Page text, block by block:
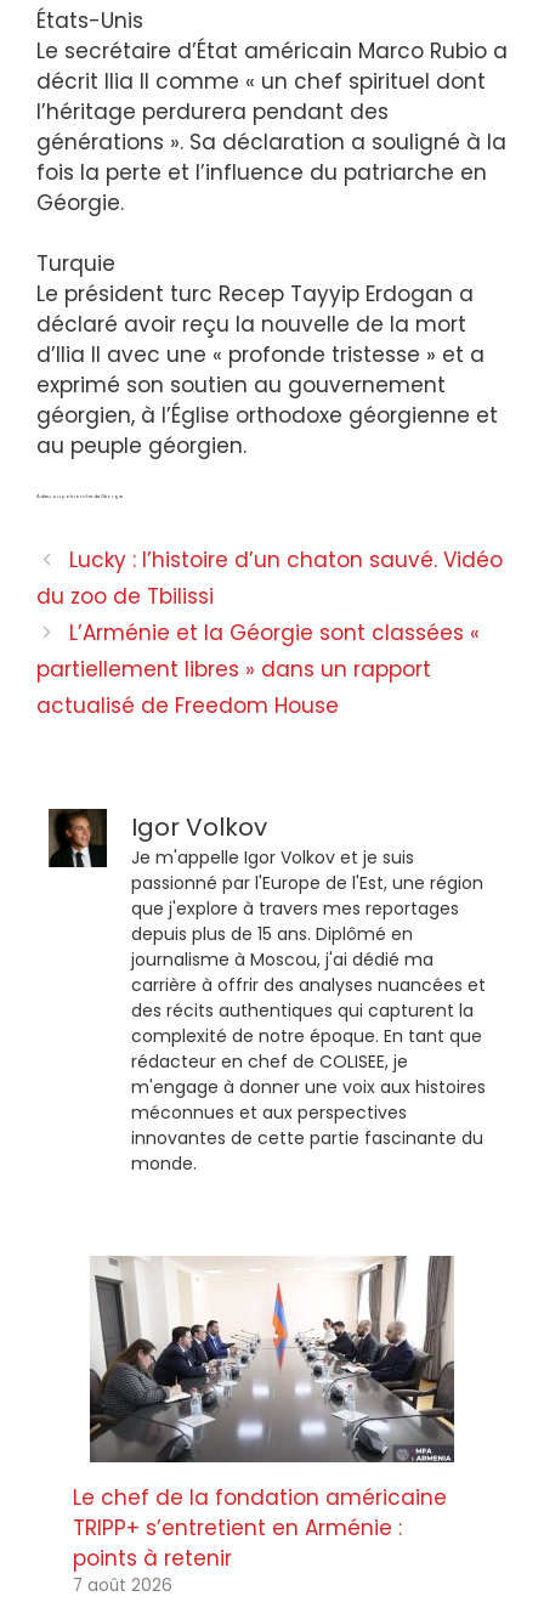
États-Unis
Le secrétaire d’État américain Marco Rubio a
décrit Ilia II comme « un chef spirituel dont
l’héritage perdurera pendant des
générations ». Sa déclaration a souligné à la
fois la perte et l’influence du patriarche en
Géorgie.
Turquie
Le président turc Recep Tayyip Erdogan a
déclaré avoir reçu la nouvelle de la mort
d’Ilia II avec une « profonde tristesse » et a
exprimé son soutien au gouvernement
géorgien, à l’Église orthodoxe géorgienne et
au peuple géorgien.
Adieu au patriarche de Géorgie
Lucky : l’histoire d’un chaton sauvé. Vidéo
du zoo de Tbilissi
L’Arménie et la Géorgie sont classées «
partiellement libres » dans un rapport
actualisé de Freedom House
Igor Volkov
Je m'appelle Igor Volkov et je suis
passionné par l'Europe de l'Est, une région
que j'explore à travers mes reportages
depuis plus de 15 ans. Diplômé en
journalisme à Moscou, j'ai dédié ma
carrière à offrir des analyses nuancées et
des récits authentiques qui capturent la
complexité de notre époque. En tant que
rédacteur en chef de COLISEE, je
m'engage à donner une voix aux histoires
méconnues et aux perspectives
innovantes de cette partie fascinante du
monde.
Le chef de la fondation américaine
TRIPP+ s’entretient en Arménie :
points à retenir
7 août 2026